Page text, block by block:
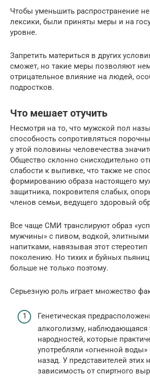
Чтобы уменьшить распространение
лексики, были приняты меры и на
уровне.
Запретить материться в других
сможет, но такие меры позволяют
отрицательное влияние на людей,
подростков.
Что мешает отучить
Несмотря на то, что мужской пол
способность сопротивляться
у этой половины человечества
Общество склонно снисходительно
слабости к выпивке, что также не
формированию образа настоящего
защитника, покровителя слабых,
членов семьи, ведущего здоровый
Все чаще СМИ транслируют образ
мужчины» с пивом, водкой,
напитками, навязывая этот
поколению. Но тихих и буйных пьяниц
больше не только поэтому.
Серьезную роль играет множество
Генетическая
алкоголизму, наблюдающаяся
народностей, которые
употребляли «огненной воды»
назад. У представителей этих
зависимость от спиртного